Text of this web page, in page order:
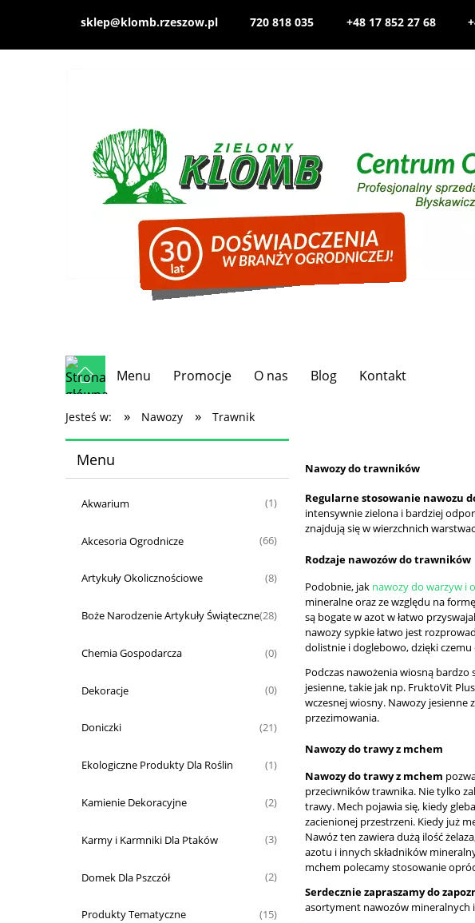
sklep@klomb.rzeszow.pl 720 818 035 +48 17 852 27 68
Menu Promocje O nas Blog Kontakt
Jesteś w: » Nawozy » Trawnik
Menu
Akwarium (1)
Akcesoria Ogrodnicze (66)
Artykuły Okolicznościowe (8)
Boże Narodzenie Artykuły Świąteczne(28)
Chemia Gospodarcza (0)
Dekoracje (0)
Doniczki (21)
Ekologiczne Produkty Dla Roślin (1)
Kamienie Dekoracyjne (2)
Karmy i Karmniki Dla Ptaków (3)
Domek Dla Pszczół (2)
Produkty Tematyczne (15)
Nawozy do trawników
Regularne stosowanie nawozu
intensywnie zielona i bardziej
znajdują się w wierzchnich
Rodzaje nawozów do trawników
Podobnie, jak nawozy do warzyw i
mineralne oraz ze względu na
są bogate w azot w łatwo
nawozy sypkie łatwo jest
dolistnie i doglebowo, dzięki
Podczas nawożenia wiosną bardzo
jesienne, takie jak np. FruktoVit
wczesnej wiosny. Nawozy
przezimowania.
Nawozy do trawy z mchem
Nawozy do trawy z mchem
przeciwników trawnika. Nie tylko
trawy. Mech pojawia się, kiedy
zacienionej przestrzeni. Kiedy już
Nawóz ten zawiera dużą ilość
azotu i innych składników
mchem polecamy stosowanie
Serdecznie zapraszamy do
asortyment nawozów mineralnych